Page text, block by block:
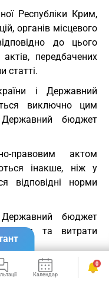
Республіки Крим,
органів місцевого
до цього
передбачених
статті.
і Державний
виключно цим
бюджет
правовим актом
інакше, ніж у
відповідні норми
бюджет
та витрати
міжнародний
якого потребує
Календар Сервіси
0